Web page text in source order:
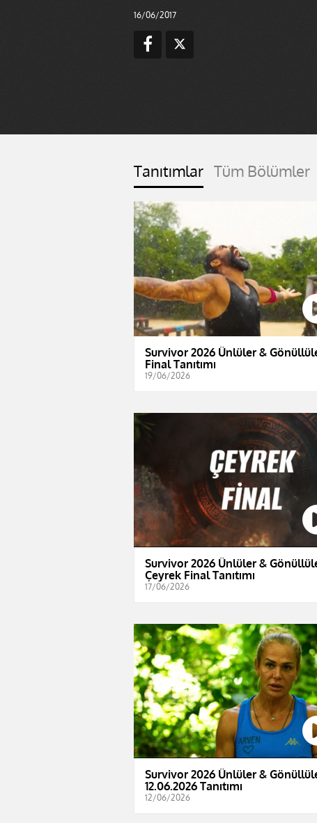
16/06/2017
Tanıtımlar Tüm Bölümler
Survivor 2026 Ünlüler &
Final Tanıtımı
19/06/2026
Survivor 2026 Ünlüler &
Çeyrek Final Tanıtımı
17/06/2026
Survivor 2026 Ünlüler &
12.06.2026 Tanıtımı
12/06/2026